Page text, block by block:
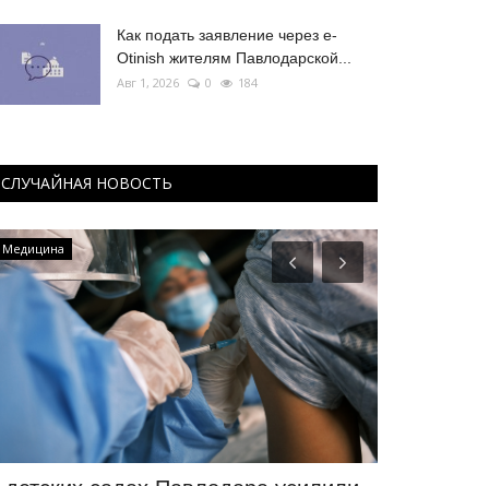
Как подать заявление через e-
Otinish жителям Павлодарской...
Авг 1, 2026 0 184
СЛУЧАЙНАЯ НОВОСТЬ
Инфраструктура